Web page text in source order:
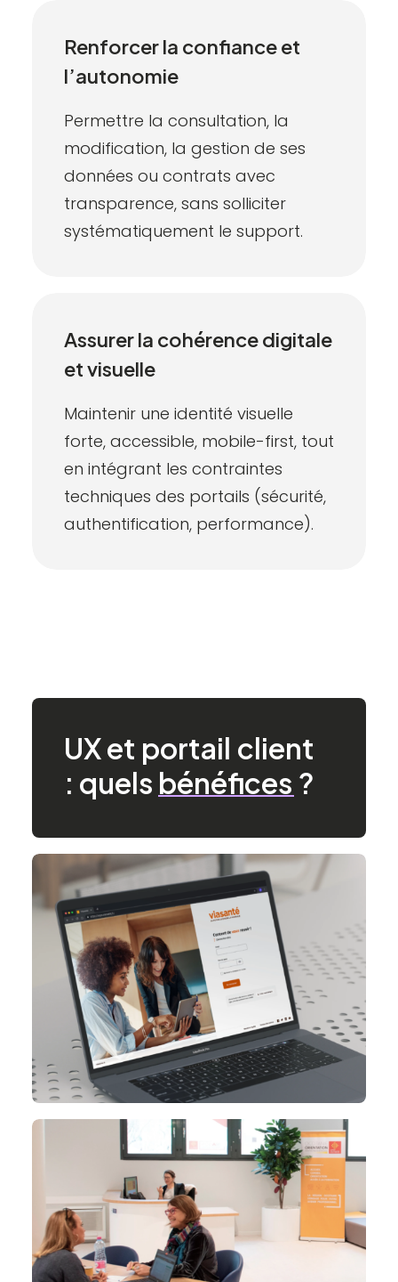
Renforcer la confiance et
l’autonomie
Permettre la consultation, la
modification, la gestion de ses
données ou contrats avec
transparence, sans solliciter
systématiquement le support.
Assurer la cohérence digitale
et visuelle
Maintenir une identité visuelle
forte, accessible, mobile-first, tout
en intégrant les contraintes
techniques des portails (sécurité,
authentification, performance).
UXet portail client
: quels bénéfices ?